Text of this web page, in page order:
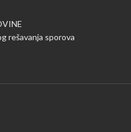
rešavanja sporova